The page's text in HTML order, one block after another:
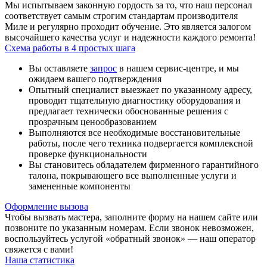
Мы испытываем законную гордость за то, что наш персонал
соответствует самым строгим стандартам производителя
Миле и регулярно проходит обучение. Это является залогом
высочайшего качества услуг и надежности каждого ремонта!
Схема работы в 4 простых шага
Вы оставляете запрос в нашем сервис-центре, и мы
ожидаем вашего подтверждения
Опытный специалист выезжает по указанному адресу,
проводит тщательную диагностику оборудования и
предлагает технически обоснованные решения с
прозрачным ценообразованием
Выполняются все необходимые восстановительные
работы, после чего техника подвергается комплексной
проверке функциональности
Вы становитесь обладателем фирменного гарантийного
талона, покрывающего все выполненные услуги и
замененные компоненты
Оформление вызова
Чтобы вызвать мастера, заполните форму на нашем сайте или
позвоните по указанным номерам. Если звонок невозможен,
воспользуйтесь услугой «обратный звонок» — наш оператор
свяжется с вами!
Наша статистика